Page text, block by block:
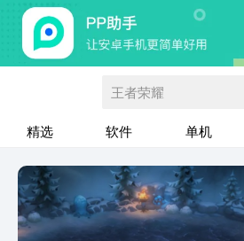
王者荣耀
精选 软件 单机